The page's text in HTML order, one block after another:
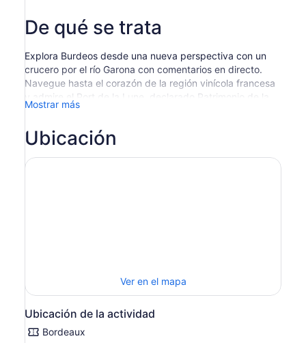
adulto
De qué se trata
Explora Burdeos desde una nueva perspectiva con un
crucero por el río Garona con comentarios en directo.
Navegue hasta el corazón de la región vinícola francesa
y admire el Port de la Lune, declarado Patrimonio de la
Humanidad por la UNESCO. Aprenda sobre la
mientras se relaja a bordo.
su amable guía y grupo durante el día. Acomódese en su
Mostrar más
Ubicación
Ver en el mapa
Ubicación de la actividad
Bordeaux